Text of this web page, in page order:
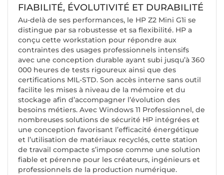
FIABILITÉ, ÉVOLUTIVITÉ ET DURABILITÉ
Au-delà de ses performances, le HP Z2 Mini G1i se
distingue par sa robustesse et sa flexibilité. HP a
conçu cette workstation pour répondre aux
contraintes des usages professionnels intensifs
avec une conception durable ayant subi jusqu’à 360
000 heures de tests rigoureux ainsi que des
certifications MIL-STD. Son accès interne sans outil
facilite les mises à niveau de la mémoire et du
stockage afin d’accompagner l’évolution des
besoins métiers. Avec Windows 11 Professionnel, de
nombreuses solutions de sécurité HP intégrées et
une conception favorisant l’efficacité énergétique
et l’utilisation de matériaux recyclés, cette station
de travail compacte s’impose comme une solution
fiable et pérenne pour les créateurs, ingénieurs et
professionnels de la production numérique.